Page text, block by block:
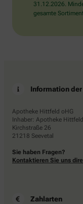
31.12.2026.
gesamte
Information
Apotheke Hittfeld oHG
Inhaber: Apotheke
Kirchstraße 26
21218 Seevetal
Sie haben Fragen?
Kontaktieren Sie uns
Zahlarten